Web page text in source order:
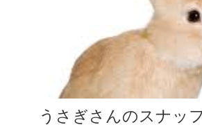
うさぎさんのスナッ